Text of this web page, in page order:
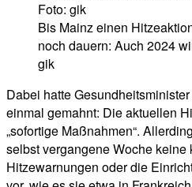
Bis Mainz einen
noch dauern: Auch 2024
gik
Dabei hatte
einmal gemahnt: Die aktuellen
„sofortige Maßnahmen“.
selbst vergangene Woche
Hitzewarnungen oder die